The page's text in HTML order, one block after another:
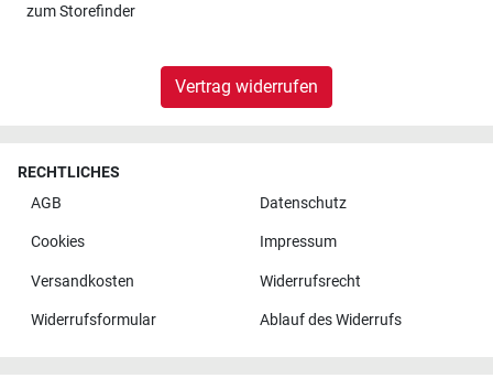
zumStorefinder
Vertrag widerrufen
RECHTLICHES
AGB
Datenschutz
Cookies Impressum
Versandkosten Widerrufsrecht
Widerrufsformular Ablauf des Widerrufs